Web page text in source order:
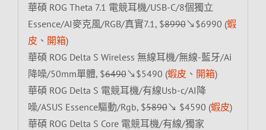
華碩 ROG Theta 7.1 電競耳機/USB-C/8個獨立
Essence/AI麥克風/RGB/真實7.1, $8990↘$6990 (蝦
皮 、 開箱)
華碩 ROG Delta S Wireless 無線耳機/無線-藍牙/Ai
降噪/50mm單體, $6490↘$5490 (蝦皮 、 開箱)
華碩 ROG Delta S 電競耳機/有線Usb-c/AI降
噪/ASUS Essence驅動/Rgb, $5890↘ $4590 (蝦皮)
華碩 ROG Delta S Core 電競耳機/有線/獨家